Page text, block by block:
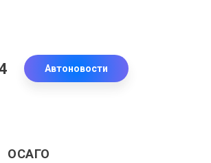
Автоновости
ОСАГО